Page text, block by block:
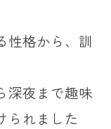
性格から、訓
深夜まで趣味
られました